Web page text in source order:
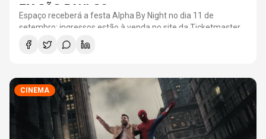
EM SÃO PAULO?
Espaço receberá a festa Alpha By Night no dia 11 de
setembro; ingressos estão à venda no site da Ticketmaster
Brasil
CINEMA